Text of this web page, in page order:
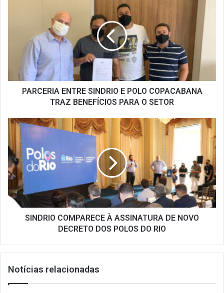
COPACABANA
BENEFÍCIOS
PARA
PARCERIA ENTRE SINDRIO E POLO COPACABANA
TRAZ BENEFÍCIOS PARA O SETOR
SINDRIO
COMPARECE
À
ASSINATURA
DE
NOVO
DECRETO
DOS
POLOS
SINDRIO COMPARECE À ASSINATURA DE NOVO
DECRETO DOS POLOS DO RIO
Notícias relacionadas